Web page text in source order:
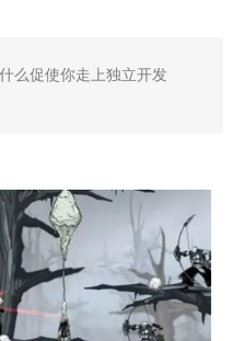
么促使你走上独立开发